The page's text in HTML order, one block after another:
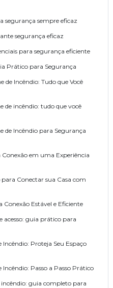
segurança sempre eficaz
segurança eficaz
para segurança eficiente
Prático para Segurança
de Incêndio: Tudo que Você
de incêndio: tudo que você
de Incêndio para Segurança
em uma Experiência
Conectar sua Casa com
Estável e Eficiente
acesso: guia prático para
Incêndio: Proteja Seu Espaço
Passo a Passo Prático
incêndio: guia completo para